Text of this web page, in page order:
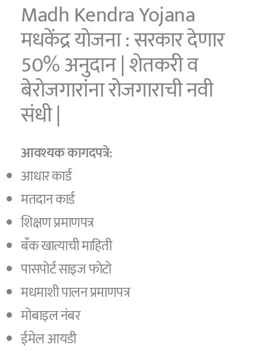
Madh Kendra Yojana
मधकेंद्र योजना : सरकार देणार
50% अनुदान | शेतकरी व
बेरोजगारांना रोजगाराची नवी
संधी |
आवश्यक कागदपत्रे:
आधार कार्ड
मतदान कार्ड
शिक्षण प्रमाणपत्र
बँक खात्याची माहिती
पासपोर्ट साइज फोटो
मधमाशी पालन प्रमाणपत्र
मोबाइल नंबर
ईमेल आयडी